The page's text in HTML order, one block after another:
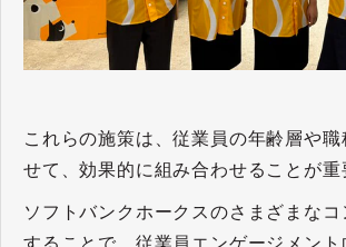
これらの施策は、従業員の年齢層や職
せて、効果的に組み合わせることが重
ソフトバンクホークスのさまざまなコ